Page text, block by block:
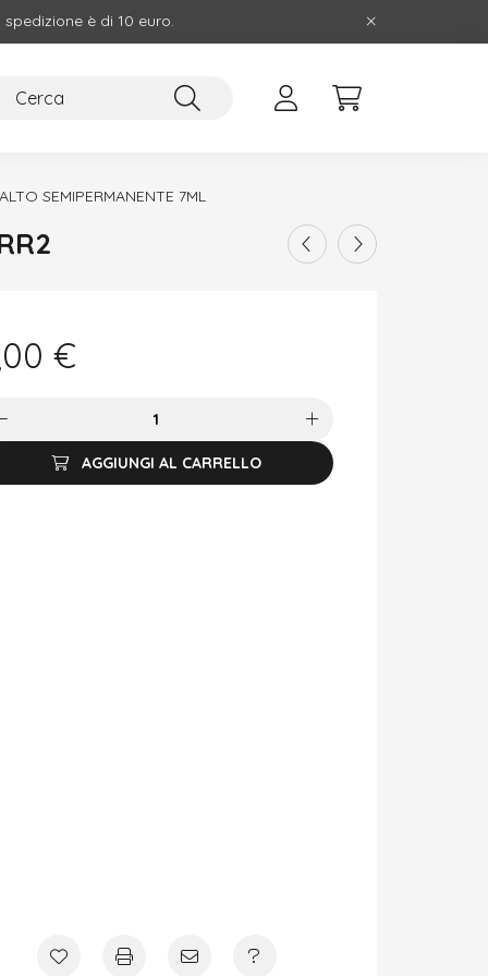
è di 10 euro.
SEMIPERMANENTE 7ML
€
AGGIUNGI AL CARRELLO